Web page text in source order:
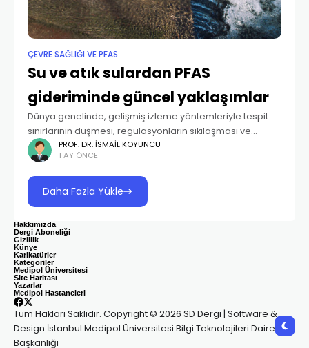
ÇEVRE SAĞLIĞI VE PFAS
Su ve atık sulardan PFAS
gideriminde güncel yaklaşımlar
Dünya genelinde, gelişmiş izleme yöntemleriyle tespit
sınırlarının düşmesi, regülasyonların sıkılaşması ve
kamuoyu duyarlılığının artması, belediye ve endüstri
ölçekli arıtım yatırımlarını hızlandırmaktadır. Bugün,
yüzbinlerce nüfusa hizmet veren içme suyu tesislerinden
farmasötik,
PROF. DR. İSMAIL KOYUNCU
1 AY ÖNCE
Daha Fazla Yükle
Hakkımızda
Dergi Aboneliği
Gizlilik
Künye
Karikatürler
Kategoriler
Medipol Üniversitesi
Site Haritası
Yazarlar
Medipol Hastaneleri
Tüm Hakları Saklıdır. Copyright © 2026 SD Dergi | Software &
Design İstanbul Medipol Üniversitesi Bilgi Teknolojileri Daire
Başkanlığı